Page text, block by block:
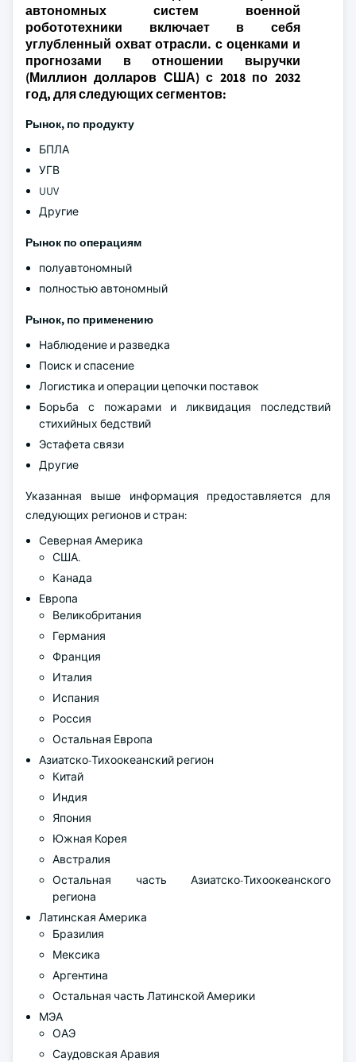
автономных систем военной
робототехники включает в себя
углубленный охват отрасли. с оценками и
прогнозами в отношении выручки
(Миллион долларов США) с 2018 по 2032
год, для следующих сегментов:
Рынок, по продукту
БПЛА
УГВ
UUV
Другие
Рынок по операциям
полуавтономный
полностью автономный
Рынок, по применению
Наблюдение и разведка
Поиск и спасение
Логистика и операции цепочки поставок
Борьба с пожарами и ликвидация последствий
стихийных бедствий
Эстафета связи
Другие
Указанная выше информация предоставляется для
следующих регионов и стран:
Северная Америка
США.
Канада
Европа
Великобритания
Германия
Франция
Италия
Испания
Россия
Остальная Европа
Азиатско-Тихоокеанский регион
Китай
Индия
Япония
Южная Корея
Австралия
Остальная часть Азиатско-Тихоокеанского
региона
Латинская Америка
Бразилия
Мексика
Аргентина
Остальная часть Латинской Америки
МЭА
ОАЭ
Саудовская Аравия